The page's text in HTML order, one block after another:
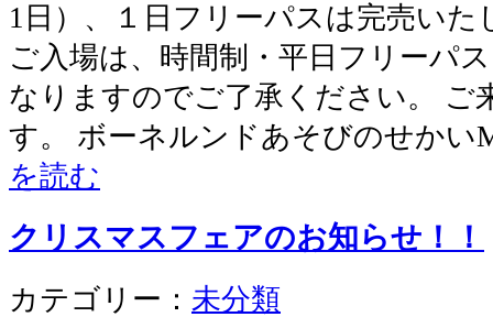
1日）、１日フリーパスは完売い
ご入場は、時間制・平日フリーパ
なりますのでご了承ください。 ご
す。 ボーネルンドあそびのせか
を読む
クリスマスフェアのお知らせ！！
カテゴリー： 未分類